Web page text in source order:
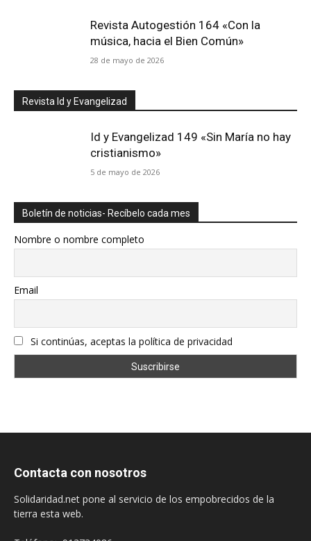
Revista Autogestión 164 «Con la
música, hacia el Bien Común»
28 de mayo de 2026
Revista Id y Evangelizad
Id y Evangelizad 149 «Sin María no hay
cristianismo»
5 de mayo de 2026
Boletín de noticias- Recíbelo cada mes
Nombre o nombre completo
Email
Si continúas, aceptas la política de privacidad
Contacta con nosotros
Solidaridad.net pone al servicio de los empobrecidos de la
tierra esta web.